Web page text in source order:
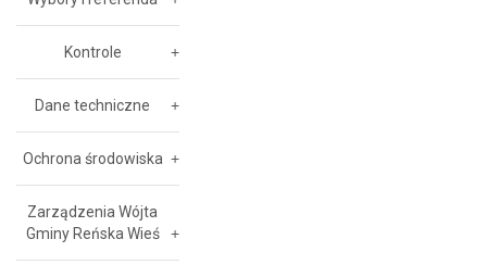
Kontrole
Dane techniczne
Ochrona środowiska
Zarządzenia Wójta
Gminy Reńska Wieś